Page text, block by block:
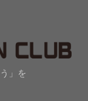
」を